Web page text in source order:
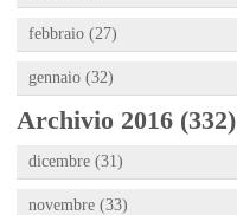
febbraio (27)
gennaio (32)
Archivio 2016 (332)
dicembre (31)
novembre (33)